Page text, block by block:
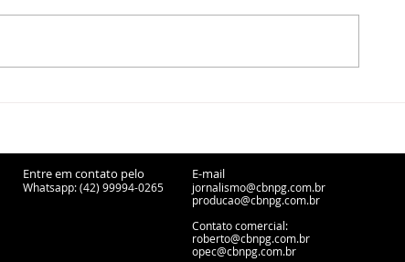
06/08/2026
Entre em contato pelo
Whatsapp: (42) 99994-0265
E-mail
jornalismo@cbnpg.com.br
producao@cbnpg.com.br
Contato comercial:
roberto@cbnpg.com.br
opec@cbnpg.com.br